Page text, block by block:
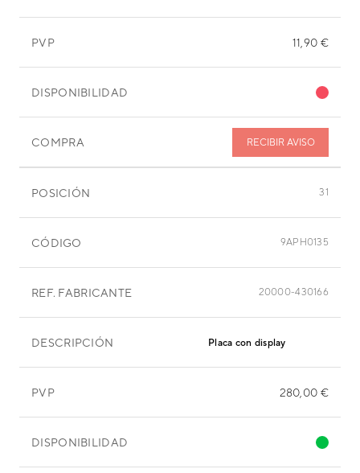
PVP 11,90 €
DISPONIBILIDAD
COMPRA RECIBIR AVISO
POSICIÓN 31
CÓDIGO 9APH0135
REF. FABRICANTE 20000-430166
DESCRIPCIÓN Placa con display
PVP 280,00 €
DISPONIBILIDAD